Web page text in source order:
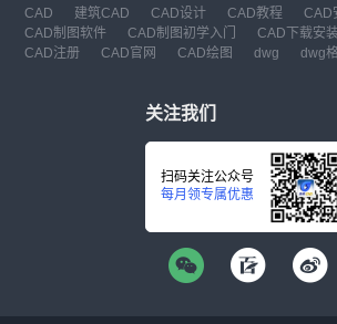
CAD
建筑CAD CAD设计 CAD教程 CAD
CAD制图软件
CAD制图初学入门 CAD下载安装
CAD注册
CAD官网 CAD绘图 dwg dwg
关注我们
扫码关注公众号
每月领专属优惠